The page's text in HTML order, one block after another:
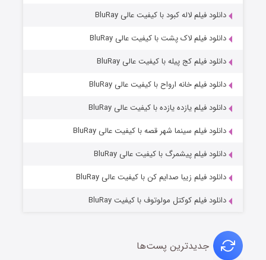
دانلود فیلم لاله کبود با کیفیت عالی BluRay
دانلود فیلم لاک پشت با کیفیت عالی BluRay
دانلود فیلم کج‌ پیله با کیفیت عالی BluRay
دانلود فیلم خانه ارواح با کیفیت عالی BluRay
دانلود فیلم یازده یازده با کیفیت عالی BluRay
دانلود فیلم سینما شهر قصه با کیفیت عالی BluRay
دانلود فیلم پیشمرگ با کیفیت عالی BluRay
دانلود فیلم زیبا صدایم کن با کیفیت عالی BluRay
دانلود فیلم کوکتل مولوتوف با کیفیت BluRay
جدیدترین پست‌ها